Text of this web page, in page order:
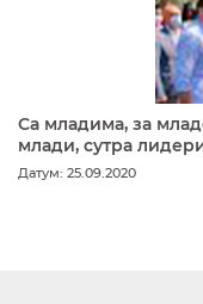
Са младима, за
млади, сутра
Датум: 25.09.2020